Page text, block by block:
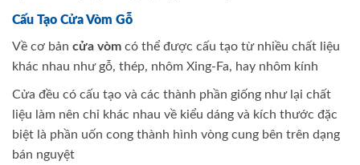
Cấu Tạo Cửa Vòm Gỗ
Về cơ bản cửa vòm có thể được cấu tạo từ nhiều chất liệu
khác nhau như gỗ, thép, nhôm Xing-Fa, hay nhôm kính
Cửa đều có cấu tạo và các thành phần giống như lại chất
liệu làm nên chỉ khác nhau về kiểu dáng và kích thước đặc
biệt là phần uốn cong thành hình vòng cung bên trên dạng
bán nguyệt